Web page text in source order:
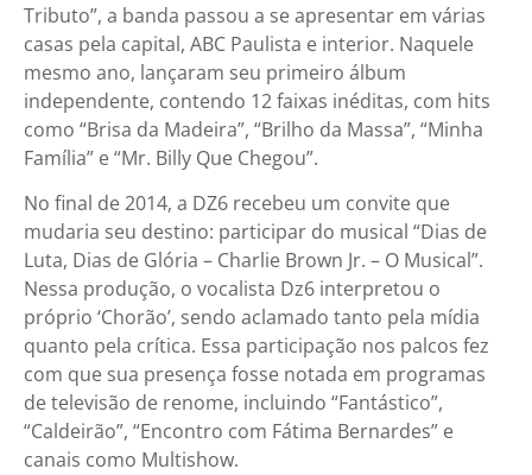
Tributo”, a banda passou a se apresentar em várias
casas pela capital, ABC Paulista e interior. Naquele
mesmo ano, lançaram seu primeiro álbum
independente, contendo 12 faixas inéditas, com hits
como “Brisa da Madeira”, “Brilho da Massa”, “Minha
Família” e “Mr. Billy Que Chegou”.
No final de 2014, a DZ6 recebeu um convite que
mudaria seu destino: participar do musical “Dias de
Luta, Dias de Glória – Charlie Brown Jr. – O Musical”.
Nessa produção, o vocalista Dz6 interpretou o
próprio ‘Chorão’, sendo aclamado tanto pela mídia
quanto pela crítica. Essa participação nos palcos fez
com que sua presença fosse notada em programas
de televisão de renome, incluindo “Fantástico”,
“Caldeirão”, “Encontro com Fátima Bernardes” e
canais como Multishow.